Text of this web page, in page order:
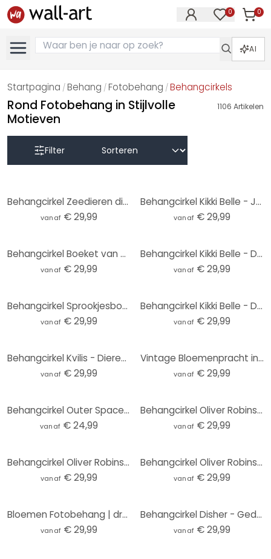
0 0
AI
Startpagina / Behang / Fotobehang /Behangcirkels
Rond Fotobehang in Stijlvolle
Motieven
1106 Artikelen
Filter
Behangcirkel Zeedieren diep in de oceaan - Oliver Robins - vliesbehang/zelfklevend vliesbehang
vanaf € 29,99
Behangcirkel Kikki Belle - Jungle Jive - vliesbehang/zelfklevend vliesbehang
vanaf € 29,99
Behangcirkel Boeket van gedroogde bloemen - Treechild - vliesbehang/zelfklevend vliesbehang
vanaf € 29,99
Behangcirkel Kikki Belle - Dino World - vliesbehang/zelfklevend vliesbehang
vanaf € 29,99
Behangcirkel Sprookjesbos met eenhoorns - Kikki Belle - vliesbehang/zelfklevend vliesbehang
vanaf € 29,99
Behangcirkel Kikki Belle - De Berenkoning - vliesbehang/zelfklevend vliesbehang
vanaf € 29,99
Behangcirkel Kvilis - Dieren in het Bos - vliesbehang/zelfklevend vliesbehang
vanaf € 29,99
Vintage Bloemenpracht in de Weide | Bloemenbehang - Lola Peacock - Rond - vliesbehang/zelfklevend vl
vanaf € 29,99
Behangcirkel Outer Space - vliesbehang/zelfklevend vliesbehang
vanaf € 24,99
Behangcirkel Oliver Robins - Animals and Palm Trees - vliesbehang/zelfklevend vliesbehang
vanaf € 29,99
Behangcirkel Oliver Robins - Kleurrijke boerderij met dieren - vliesbehang/zelfklevend vliesbehang
vanaf € 29,99
Behangcirkel Oliver Robins - Boomhut Feestje - vliesbehang/zelfklevend vliesbehang
vanaf € 29,99
Bloemen Fotobehang | droogbloemen - elegantie van vergankelijkheid - Boomkind - Rond - vliesbehang/z
vanaf € 29,99
Behangcirkel Disher - Gedroogde Bloemen - vliesbehang/zelfklevend vliesbehang
vanaf € 29,99